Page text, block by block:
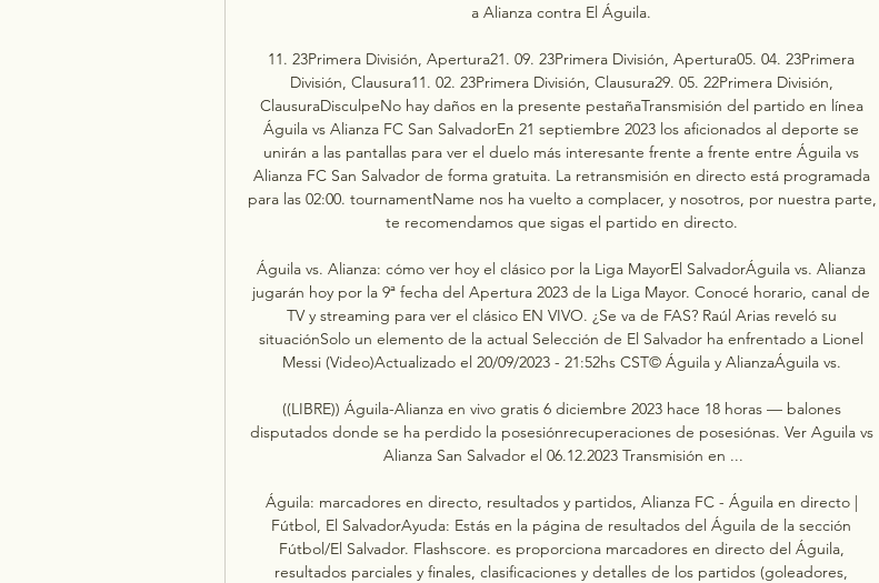
a Alianza contra El Águila.
11. 23Primera División, Apertura21. 09. 23Primera División, Apertura05. 04. 23Primera
División, Clausura11. 02. 23Primera División, Clausura29. 05. 22Primera División,
ClausuraDisculpeNo hay daños en la presente pestañaTransmisión del partido en línea
Águila vs Alianza FC San SalvadorEn 21 septiembre 2023 los aficionados al deporte se
unirán a las pantallas para ver el duelo más interesante frente a frente entre Águila vs
Alianza FC San Salvador de forma gratuita. La retransmisión en directo está programada
para las 02:00. tournamentName nos ha vuelto a complacer, y nosotros, por nuestra parte,
te recomendamos que sigas el partido en directo.
Águila vs. Alianza: cómo ver hoy el clásico por la Liga MayorEl SalvadorÁguila vs. Alianza
jugarán hoy por la 9ª fecha del Apertura 2023 de la Liga Mayor. Conocé horario, canal de
TV y streaming para ver el clásico EN VIVO. ¿Se va de FAS? Raúl Arias reveló su
situaciónSolo un elemento de la actual Selección de El Salvador ha enfrentado a Lionel
Messi (Video)Actualizado el 20/09/2023 - 21:52hs CST© Águila y AlianzaÁguila vs.
((LIBRE)) Águila-Alianza en vivo gratis 6 diciembre 2023 hace 18 horas — balones
disputados donde se ha perdido la posesiónrecuperaciones de posesiónas. Ver Aguila vs
Alianza San Salvador el 06.12.2023 Transmisión en ...
Águila: marcadores en directo, resultados y partidos, Alianza FC - Águila en directo |
Fútbol, El SalvadorAyuda: Estás en la página de resultados del Águila de la sección
Fútbol/El Salvador. Flashscore. es proporciona marcadores en directo del Águila,
resultados parciales y finales, clasificaciones y detalles de los partidos (goleadores,